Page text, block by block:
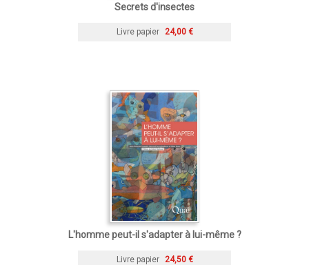
Secrets d'insectes
Livre papier 24,00 €
L'homme peut-il s'adapter à lui-même ?
Livre papier 24,50 €